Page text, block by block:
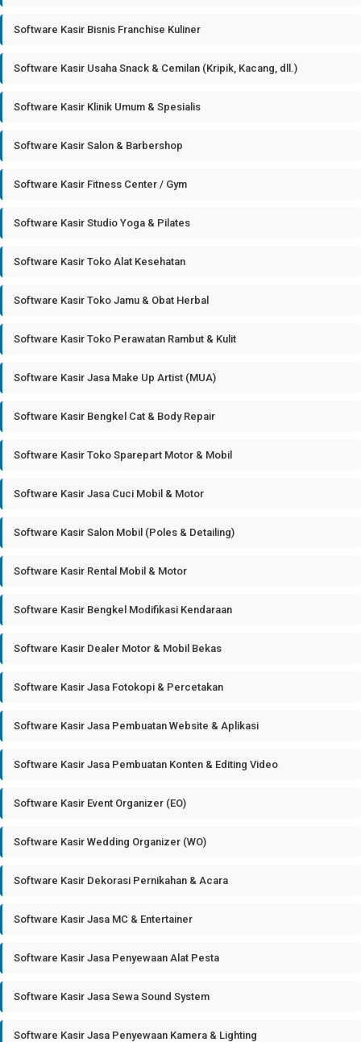
Software Kasir Bisnis Franchise Kuliner
Software Kasir Usaha Snack & Cemilan (Kripik, Kacang, dll.)
Software Kasir Klinik Umum & Spesialis
Software Kasir Salon & Barbershop
Software Kasir Fitness Center / Gym
Software Kasir Studio Yoga & Pilates
Software Kasir Toko Alat Kesehatan
Software Kasir Toko Jamu & Obat Herbal
Software Kasir Toko Perawatan Rambut & Kulit
Software Kasir Jasa Make Up Artist (MUA)
Software Kasir Bengkel Cat & Body Repair
Software Kasir Toko Sparepart Motor & Mobil
Software Kasir Jasa Cuci Mobil & Motor
Software Kasir Salon Mobil (Poles & Detailing)
Software Kasir Rental Mobil & Motor
Software Kasir Bengkel Modifikasi Kendaraan
Software Kasir Dealer Motor & Mobil Bekas
Software Kasir Jasa Fotokopi & Percetakan
Software Kasir Jasa Pembuatan Website & Aplikasi
Software Kasir Jasa Pembuatan Konten & Editing Video
Software Kasir Event Organizer (EO)
Software Kasir Wedding Organizer (WO)
Software Kasir Dekorasi Pernikahan & Acara
Software Kasir Jasa MC & Entertainer
Software Kasir Jasa Penyewaan Alat Pesta
Software Kasir Jasa Sewa Sound System
Software Kasir Jasa Penyewaan Kamera & Lighting